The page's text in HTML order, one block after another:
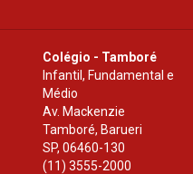
Colégio - Tamboré
Infantil, Fundamental e
Médio
Av. Mackenzie
Tamboré, Barueri
SP,06460-130
(11) 3555-2000